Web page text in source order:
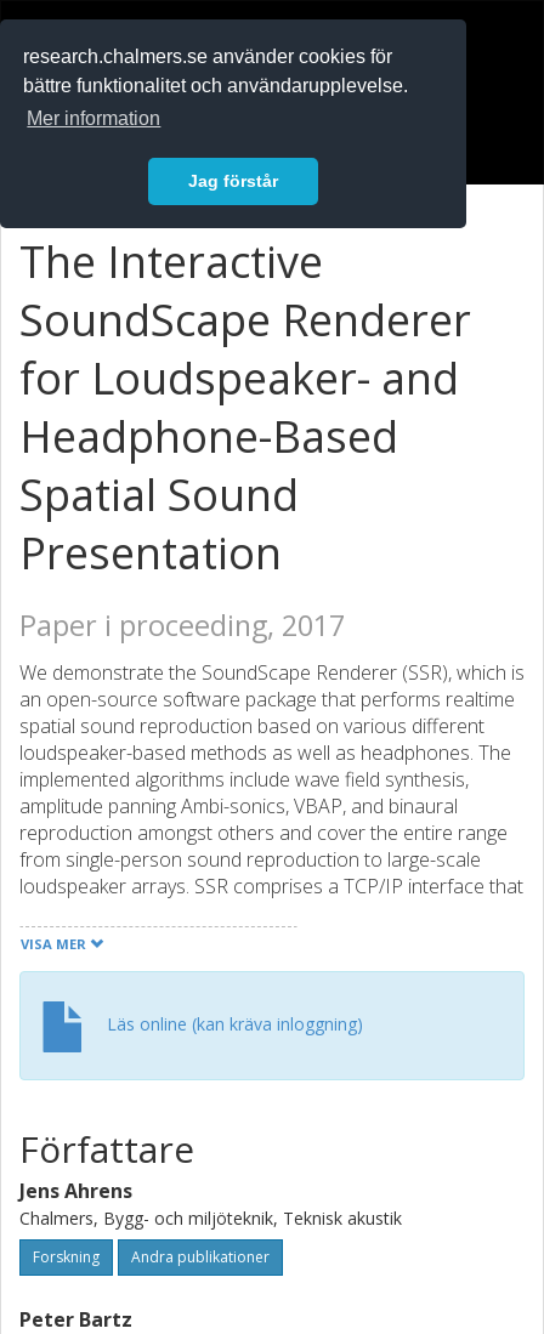
research.chalmers.se använder cookies för
bättre funktionalitet och användarupplevelse.
Mer information
Jag förstår
The Interactive
SoundScape Renderer
for Loudspeaker- and
Headphone-Based
Spatial Sound
Presentation
Paper i proceeding, 2017
We demonstrate the SoundScape Renderer (SSR), which is
an open-source software package that performs realtime
spatial sound reproduction based on various different
loudspeaker-based methods as well as headphones. The
implemented algorithms include wave field synthesis,
amplitude panning Ambi-sonics, VBAP, and binaural
reproduction amongst others and cover the entire range
from single-person sound reproduction to large-scale
loudspeaker arrays. SSR comprises a TCP/IP interface that
Any software running on any platform can connect to SSR
and serve as a remote control. We describe two such
interaction with virtual sound sources, and 2) an Android-
based remote control that allows for interaction with SSR
using the touch screen of a smartphone.
VISA MER
Läs online (kan kräva inloggning)
Författare
Jens Ahrens
Chalmers, Bygg- och miljöteknik, Teknisk akustik
Forskning Andra publikationer
Peter Bartz